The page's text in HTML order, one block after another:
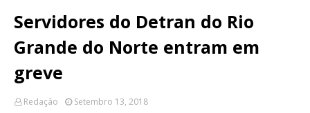
Servidores do Detran do Rio
Grande do Norte entram em
greve
Redação Setembro 13, 2018